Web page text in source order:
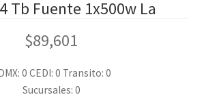
Tb Fuente 1x500w La
$89,601
0 CEDI: 0 Transito: 0
Sucursales: 0